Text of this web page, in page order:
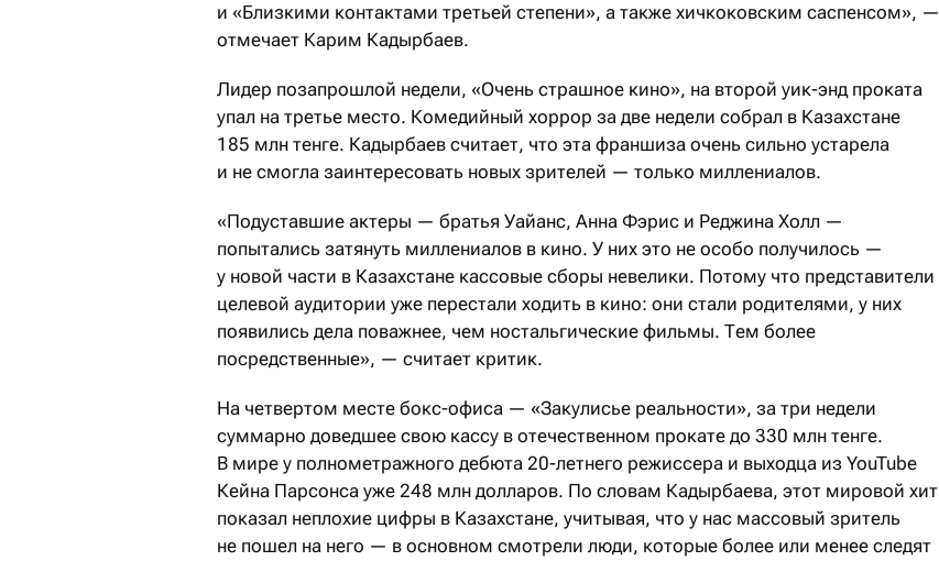
и «Близкими контактами третьей степени», а также хичкоковским саспенсом», —
отмечает Карим Кадырбаев.
Лидер позапрошлой недели, «Очень страшное кино», на второй уик-энд проката
упал на третье место. Комедийный хоррор за две недели собрал в Казахстане
185 млн тенге. Кадырбаев считает, что эта франшиза очень сильно устарела
и не смогла заинтересовать новых зрителей — только миллениалов.
«Подуставшие актеры — братья Уайанс, Анна Фэрис и Реджина Холл —
попытались затянуть миллениалов в кино. У них это не особо получилось —
у новой части в Казахстане кассовые сборы невелики. Потому что представители
целевой аудитории уже перестали ходить в кино: они стали родителями, у них
появились дела поважнее, чем ностальгические фильмы. Тем более
посредственные», — считает критик.
На четвертом месте бокс-офиса — «Закулисье реальности», за три недели
суммарно доведшее свою кассу в отечественном прокате до 330 млн тенге.
В мире у полнометражного дебюта 20-летнего режиссера и выходца из YouTube
Кейна Парсонса уже 248 млн долларов. По словам Кадырбаева, этот мировой хит
показал неплохие цифры в Казахстане, учитывая, что у нас массовый зритель
не пошел на него — в основном смотрели люди, которые более или менее следят